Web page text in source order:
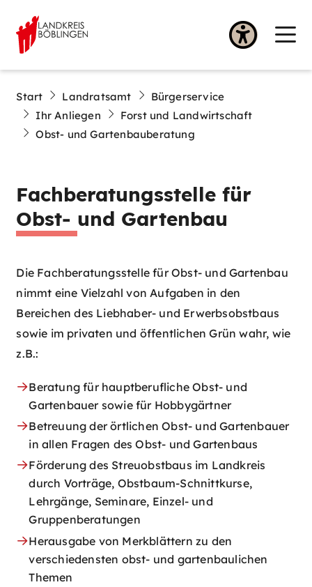
Start Landratsamt
Bürgerservice
Ihr Anliegen
Forst und Landwirtschaft
Obst- und Gartenbauberatung
Fachberatungsstelle für
Obst- und Gartenbau
Die Fachberatungsstelle für Obst- und Gartenbau
nimmt eine Vielzahl von Aufgaben in den
Bereichen des Liebhaber- und Erwerbsobstbaus
sowie im privaten und öffentlichen Grün wahr, wie
z.B.:
Beratung für hauptberufliche Obst- und
Gartenbauer sowie für Hobbygärtner
Betreuung der örtlichen Obst- und Gartenbauer
in allen Fragen des Obst- und Gartenbaus
Förderung des Streuobstbaus im Landkreis
durch Vorträge, Obstbaum-Schnittkurse,
Lehrgänge, Seminare, Einzel- und
Gruppenberatungen
Herausgabe von Merkblättern zu den
verschiedensten obst- und gartenbaulichen
Themen